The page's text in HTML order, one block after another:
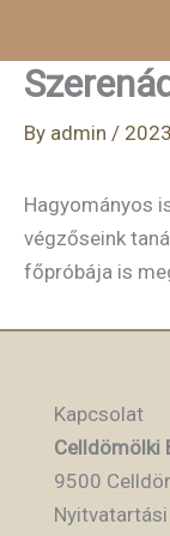
content
By admin /
Hagyományos
végzőseink
főpróbája is
Kapcsolat
Celldömölki
9500